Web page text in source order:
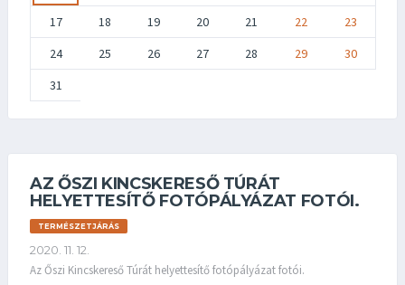
17
18 19 20 21 22
23
24
25 26 27 28 29
30
31
AZ ŐSZI KINCSKERESŐ TÚRÁT
HELYETTESÍTŐ FOTÓPÁLYÁZAT FOTÓI.
TERMÉSZETJÁRÁS
2020. 11. 12.
Az Őszi Kincskereső Túrát helyettesítő fotópályázat fotói.